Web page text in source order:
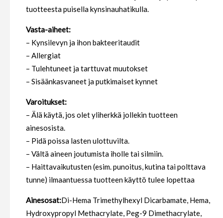
tuotteesta puisella kynsinauhatikulla.
Vasta-aiheet:
– Kynsilevyn ja ihon bakteeritaudit
– Allergiat
– Tulehtuneet ja tarttuvat muutokset
– Sisäänkasvaneet ja putkimaiset kynnet
Varoitukset:
– Älä käytä, jos olet yliherkkä jollekin tuotteen
ainesosista.
– Pidä poissa lasten ulottuvilta.
– Vältä aineen joutumista iholle tai silmiin.
– Haittavaikutusten (esim. punoitus, kutina tai polttava
tunne) ilmaantuessa tuotteen käyttö tulee lopettaa
Ainesosat:Di-Hema Trimethylhexyl Dicarbamate, Hema,
Hydroxypropyl Methacrylate, Peg-9 Dimethacrylate,